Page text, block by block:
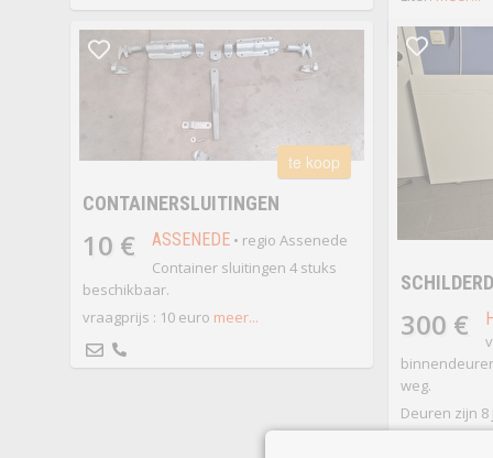
300 €
weg.
Deuren zijn
meer...
te koop
CONTAINERSLUITINGEN
10 € ASSENEDE• regio Assenede
Container sluitingen 4 stuks
beschikbaar.
vraagprijs : 10 euro meer...